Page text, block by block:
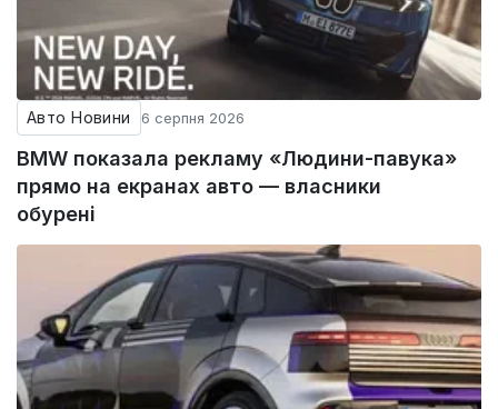
Авто Новини 6 серпня 2026
BMW показала рекламу «Людини-павука»
прямо на екранах авто — власники
обурені